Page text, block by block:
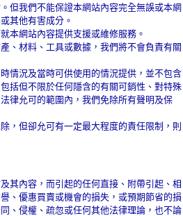
但我們不能保證本網站內容完全無誤或本網
其他有害成分。
本網站內容提供支援或維修服務。
、材料、工具或數據，我們將不會負責有關
情況及當時可供使用的情況提供，並不包含
括但不限於任何隱含的有關可銷性、對特殊
律允可的範圍內，我們免除所有聲明及保
，但卻允可有一定最大程度的責任限制，則
其內容，而引起的任何直接、附帶引起、相
、優惠買賣或機會的損失，或預期節省的損
、侵權、疏忽或任何其他法律理論，也不論